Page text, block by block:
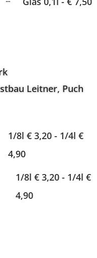
Leitner, Puch
1/8l € 3,20 - 1/4l €
4,90
1/8l € 3,20 - 1/4l €
4,90